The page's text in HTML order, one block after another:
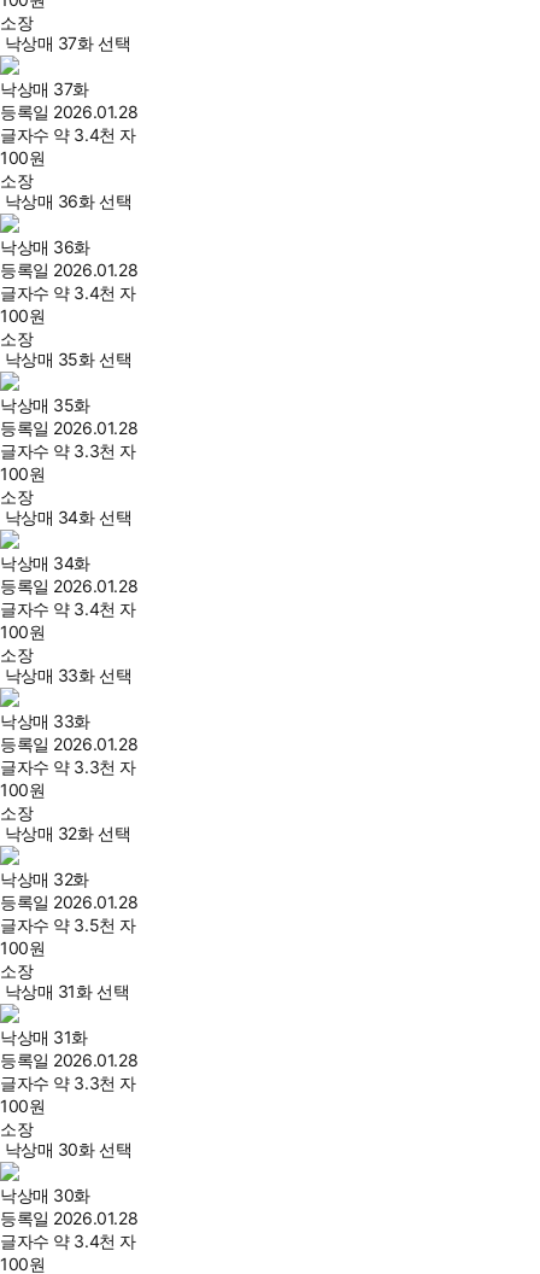
소장
낙상매 37화 선택
낙상매 37화
등록일 2026.01.28
글자수 약 3.4천 자
100원
소장
낙상매 36화 선택
낙상매 36화
등록일 2026.01.28
글자수 약 3.4천 자
100원
소장
낙상매 35화 선택
낙상매 35화
등록일 2026.01.28
글자수 약 3.3천 자
100원
소장
낙상매 34화 선택
낙상매 34화
등록일 2026.01.28
글자수 약 3.4천 자
100원
소장
낙상매 33화 선택
낙상매 33화
등록일 2026.01.28
글자수 약 3.3천 자
100원
소장
낙상매 32화 선택
낙상매 32화
등록일 2026.01.28
글자수 약 3.5천 자
100원
소장
낙상매 31화 선택
낙상매 31화
등록일 2026.01.28
글자수 약 3.3천 자
100원
소장
낙상매 30화 선택
낙상매 30화
등록일 2026.01.28
글자수 약 3.4천 자
100원